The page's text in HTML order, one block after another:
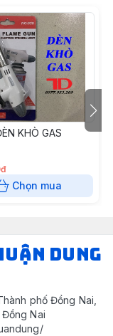
KHÒ GAS
Chọn mua
DUNG
phố Đồng Nai,
Nai